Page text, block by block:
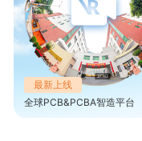
最新上线
全球PCB&PCBA智造平台